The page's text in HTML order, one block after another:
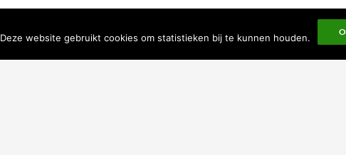
Deze website gebruikt cookies om statistieken bij te kunnen houden.